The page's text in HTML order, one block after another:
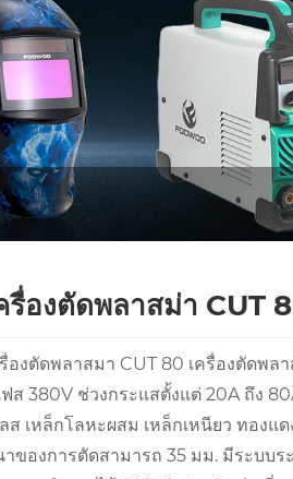
รื่องตัดพลาสม่า CUT
องตัดพลาสมา CUT 80 เครื่องตัดพ
ฟส 380V ช่วงกระแสตั้งแต่ 20A ถึง
ส เหล็กโลหะผสม เหล็กเหนียว ทองแ
าของการตัดสามารถ 35 มม. มีระบบ